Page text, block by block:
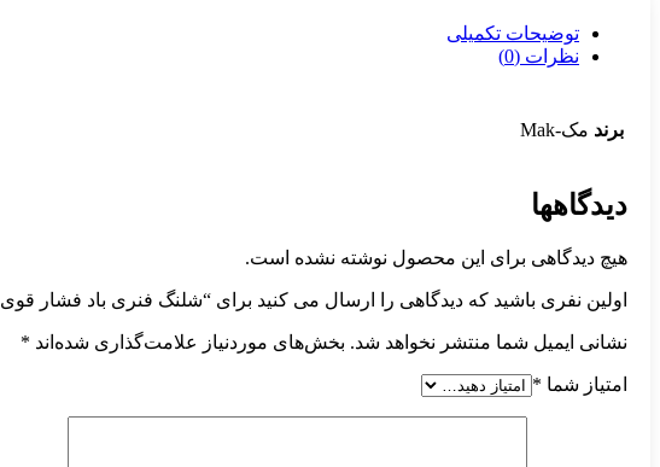
توضیحات تکمیلی
نظرات (0)
برند مک-Mak
دیدگاهها
هیچ دیدگاهی برای این محصول نوشته نشده است.
اولین نفری باشید که دیدگاهی را ارسال می کنید برای “شلنگ فنری باد فشار قوی 10 متری سایز 12*8 ماک Mak”
نشانی ایمیل شما منتشر نخواهد شد. بخش‌های موردنیاز علامت‌گذاری شده‌اند *
امتیاز شما *